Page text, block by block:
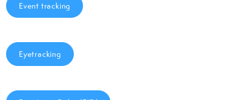
Event tracking
Eyetracking